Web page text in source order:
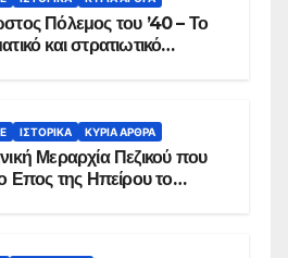
Πόλεμος του ’40 – Το
και στρατιωτικό
ΙΣΤΟΡΙΚΆ ΚΥΡΙΑ ΑΡΘΡΑ
Μεραρχία Πεζικού που
Επος της Ηπείρου το